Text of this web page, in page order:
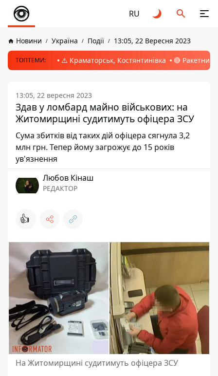
RU
Новини Україна Події 13:05, 22 Вересня 2023
ТОПТЕМИ: ⚠️ Краматорськ, Костянтинівка 🔴 Ракетний
13:05, 22 вересня 2023
Здав у ломбард майно військових: на
Житомирщині судитимуть офіцера ЗСУ
Сума збитків від таких дій офіцера сягнула 3,2
млн грн. Тепер йому загрожує до 15 років
ув'язнення
Любов Кінаш
РЕДАКТОР
👍
На Житомирщині судитимуть офіцера ЗСУ